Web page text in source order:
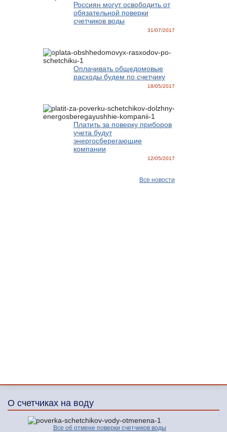
Россиян могут освободить от
обязательной поверки
счетчиков воды
31/07/2017
Оплачивать общедомовые
расходы будем по счетчику
18/05/2017
Платить за поверку приборов
учета будут
энергосберегающие
компании
12/05/2017
Все новости
О счетчиках на воду
Все об отмене поверки счетчиков воды